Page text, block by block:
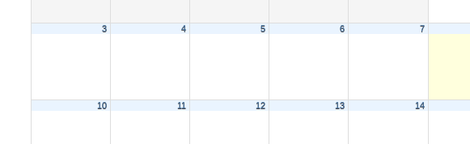
3 4 5 6 7
10 11 12 13 14